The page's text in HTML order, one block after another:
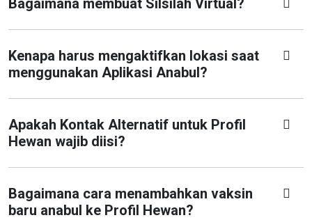
Bagaimana membuat Silsilah Virtual?
Kenapa harus mengaktifkan lokasi saat
menggunakan Aplikasi Anabul?
Apakah Kontak Alternatif untuk Profil
Hewan wajib diisi?
Bagaimana cara menambahkan vaksin
baru anabul ke Profil Hewan?